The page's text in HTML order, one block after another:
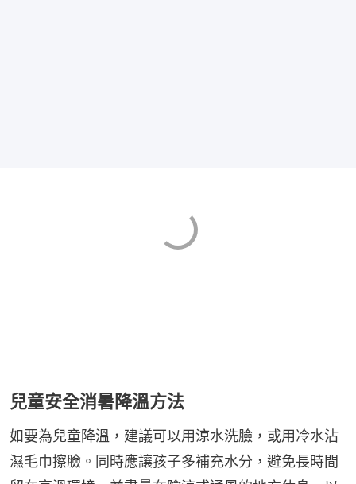
兒童安全消暑降溫方法
如要為兒童降溫，建議可以用涼水洗臉，或用冷水沾
濕毛巾擦臉。同時應讓孩子多補充水分，避免長時間